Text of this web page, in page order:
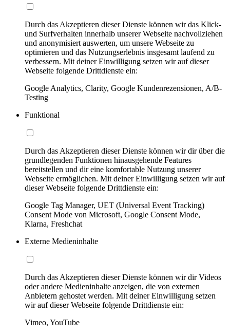
Durch das Akzeptieren dieser Dienste können wir das Klick-
und Surfverhalten innerhalb unserer Webseite nachvollziehen
und anonymisiert auswerten, um unsere Webseite zu
optimieren und das Nutzungserlebnis insgesamt laufend zu
verbessern. Mit deiner Einwilligung setzen wir auf dieser
Webseite folgende Drittdienste ein:
Google Analytics, Clarity, Google Kundenrezensionen, A/B-
Testing
Funktional
Durch das Akzeptieren dieser Dienste können wir dir über die
grundlegenden Funktionen hinausgehende Features
bereitstellen und dir eine komfortable Nutzung unserer
Webseite ermöglichen. Mit deiner Einwilligung setzen wir auf
dieser Webseite folgende Drittdienste ein:
Google Tag Manager, UET (Universal Event Tracking)
Consent Mode von Microsoft, Google Consent Mode,
Klarna, Freshchat
Externe Medieninhalte
Durch das Akzeptieren dieser Dienste können wir dir Videos
oder andere Medieninhalte anzeigen, die von externen
Anbietern gehostet werden. Mit deiner Einwilligung setzen
wir auf dieser Webseite folgende Drittdienste ein:
Vimeo, YouTube